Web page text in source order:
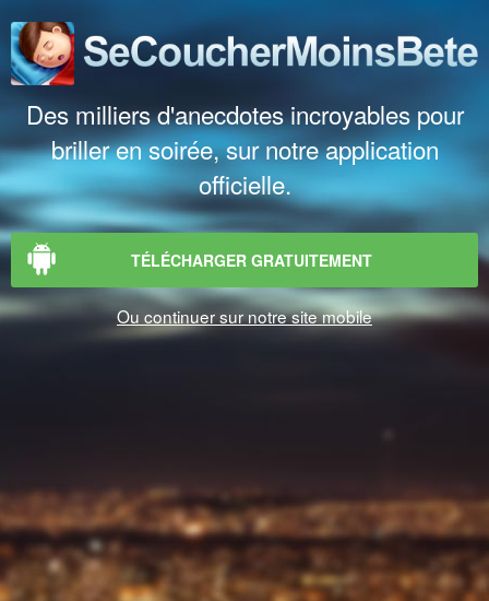
Des milliers d'anecdotes incroyables pour
briller en soirée, sur notre application
officielle.
TÉLÉCHARGER GRATUITEMENT
Ou continuer sur notre site mobile